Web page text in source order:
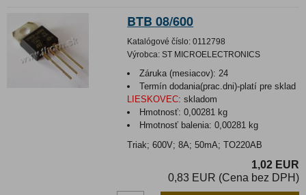
BTB 08/600
Katalógové číslo: 0112798
Výrobca: ST MICROELECTRONICS
Záruka (mesiacov): 24
Termín dodania(prac.dni)-platí pre sklad
LIESKOVEC: skladom
Hmotnosť:0,00281 kg
Hmotnosť balenia:0,00281 kg
Triak; 600V; 8A; 50mA; TO220AB
1,02 EUR
0,83 EUR (Cena bez DPH)